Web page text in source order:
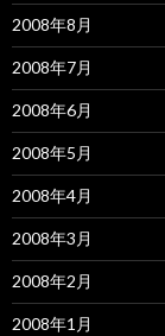
2008年8月
2008年7月
2008年6月
2008年5月
2008年4月
2008年3月
2008年2月
2008年1月